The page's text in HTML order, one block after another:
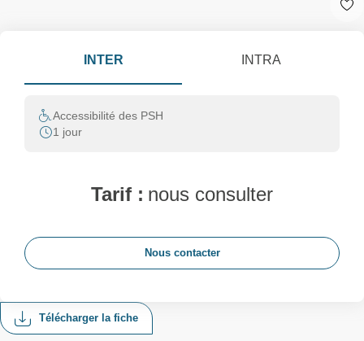
Télécharger la fiche
INTER INTRA
Accessibilité des PSH
1 jour
Tarif : nous consulter
Nous contacter